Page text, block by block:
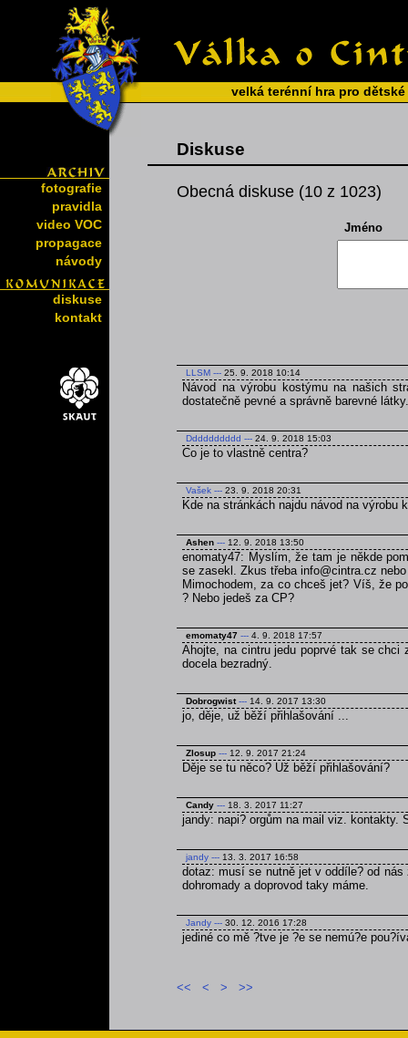
velká terénní hra pro
fotografie
pravidla
video VOC
propagace
návody
diskuse
kontakt
Diskuse
Obecná diskuse (10 z 1023)
Jméno
LLSM --- 25. 9. 2018 10:14
Návod na výrobu kostýmu na našich
dostatečně pevné a správně barevné látky.
Dddddddddd --- 24. 9. 2018 15:03
Co je to vlastně centra?
Vašek --- 23. 9. 2018 20:31
Kde na stránkách najdu návod na výrobu
Ashen --- 12. 9. 2018 13:50
enomaty47: Myslím, že tam je někde
se zasekl. Zkus třeba info@cintra.cz
Mimochodem, za co chceš jet? Víš, že
? Nebo jedeš za CP?
emomaty47 --- 4. 9. 2018 17:57
Ahojte, na cintru jedu poprvé tak se chci
docela bezradný.
Dobrogwist --- 14. 9. 2017 13:30
jo, děje, už běží přihlašování ...
Zlosup --- 12. 9. 2017 21:24
Děje se tu něco? Už běží přihlašování?
Candy --- 18. 3. 2017 11:27
jandy: napi? orgům na mail viz. kontakty.
jandy --- 13. 3. 2017 16:58
dotaz: musí se nutně jet v oddíle? od
dohromady a doprovod taky máme.
Jandy --- 30. 12. 2016 17:28
jediné co mě ?tve je ?e se nemú?e
<< < > >>